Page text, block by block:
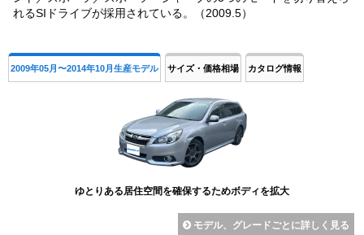
れるSIドライブが採用されている。（2009.5）
2009年05月〜2014年10月生産モデル サイズ・価格相場 カタログ情報
ゆとりある居住空間を確保するためボディを拡大
モデル、グレードごとに詳しく見る